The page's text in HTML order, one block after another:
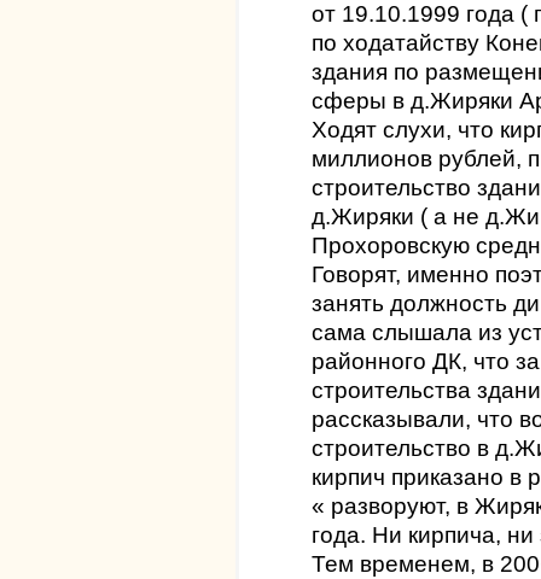
от 19.10.1999 года (
по ходатайству
здания по
сферы в д.Жиряки
Ходят слухи, что
миллионов рублей,
строительство
д.Жиряки ( а не
Прохоровскую
Говорят, именно
занять должность
сама слышала из
районного ДК, что
строительства
рассказывали, что
строительство в
кирпич приказано в
« разворуют, в
года. Ни кирпича, ни
Тем временем, в